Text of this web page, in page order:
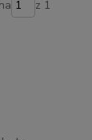
z 1